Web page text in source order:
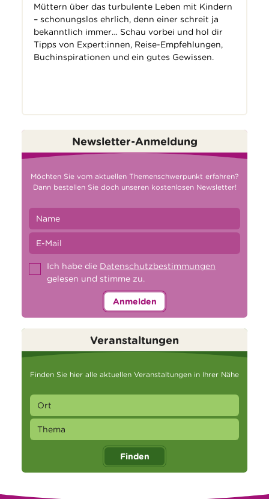
Müttern über das turbulente Leben mit Kindern
– schonungslos ehrlich, denn einer schreit ja
bekanntlich immer… Schau vorbei und hol dir
Tipps von Expert:innen, Reise-Empfehlungen,
Buchinspirationen und ein gutes Gewissen.
Newsletter-Anmeldung
Möchten Sie vom aktuellen Themenschwerpunkt erfahren?
Dann bestellen Sie doch unseren kostenlosen Newsletter!
Ich habe die Datenschutzbestimmungen
gelesen und stimme zu.
Anmelden
Veranstaltungen
Finden Sie hier alle aktuellen Veranstaltungen in Ihrer Nähe
Finden